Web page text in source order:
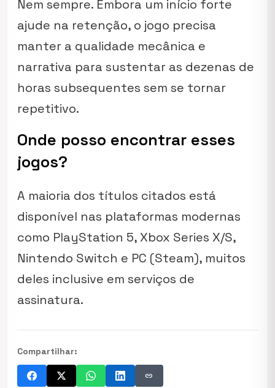
Nem sempre. Embora um início forte
ajude na retenção, o jogo precisa
manter a qualidade mecânica e
narrativa para sustentar as dezenas de
horas subsequentes sem se tornar
repetitivo.
Onde posso encontrar esses
jogos?
A maioria dos títulos citados está
disponível nas plataformas modernas
como PlayStation 5, Xbox Series X/S,
Nintendo Switch e PC (Steam), muitos
deles inclusive em serviços de
assinatura.
Compartilhar:
link